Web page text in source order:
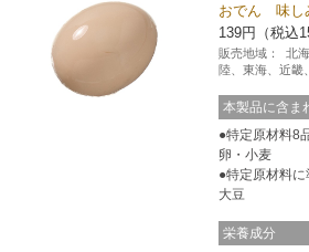
プリペイドサービス
スポーツ振興くじ
スマホプリペイド
レジでApple Accountにチャージ
コインランドリー（店舗限定）
売上高、店舗数推移
セブン‐イレブンの海外事業
データで見るセブン‐イレブン
セブン‐イレブンの「商品力」
サステナビリティニュース
English (Services)
中文[繁體字](服務)
简体中文(服务)
おでん 味し
139円（税込
販売地域：
北
陸、東海、近畿
本製品に含ま
特定原材料8
卵・小麦
特定原材料に
大豆
栄養成分